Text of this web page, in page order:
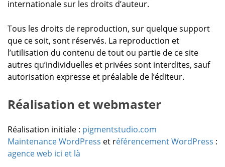
internationale sur les droits d’auteur.
Tous les droits de reproduction, sur quelque support
que ce soit, sont réservés. La reproduction et
l’utilisation du contenu de tout ou partie de ce site
autres qu’individuelles et privées sont interdites, sauf
autorisation expresse et préalable de l’éditeur.
Réalisation et webmaster
Réalisation initiale : pigmentstudio.com
Maintenance WordPress et référencement WordPress :
agence web ici et là